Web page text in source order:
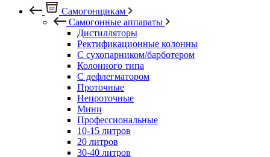
Самогонщикам
Самогонные аппараты
Дистилляторы
Ректификационные колонны
С сухопарником/барботером
Колонного типа
С дефлегматором
Проточные
Непроточные
Мини
Профессиональные
10-15 литров
20 литров
30-40 литров